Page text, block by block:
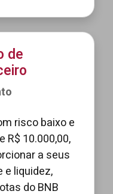
de
risco baixo e
R$ 10.000,00,
a seus
e liquidez,
do BNB